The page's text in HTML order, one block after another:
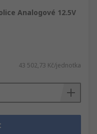
Analogové 12.5V
43 502,73 Kč/jednotka